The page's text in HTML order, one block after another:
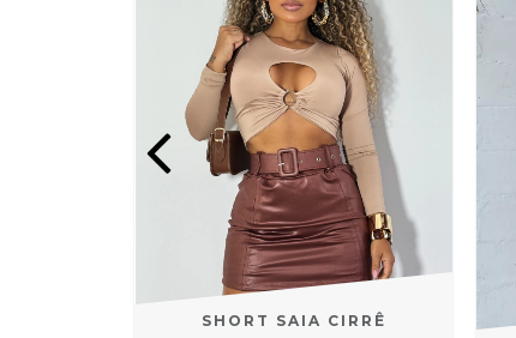
SHORT SAIA CIRRÊ